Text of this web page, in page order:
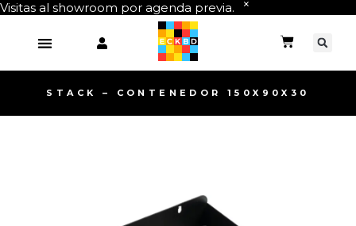
Visitas al showroom por agenda previa.
STACK – CONTENEDOR 150X90X30